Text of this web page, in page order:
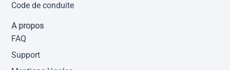
Code de conduite
A propos
FAQ
Support